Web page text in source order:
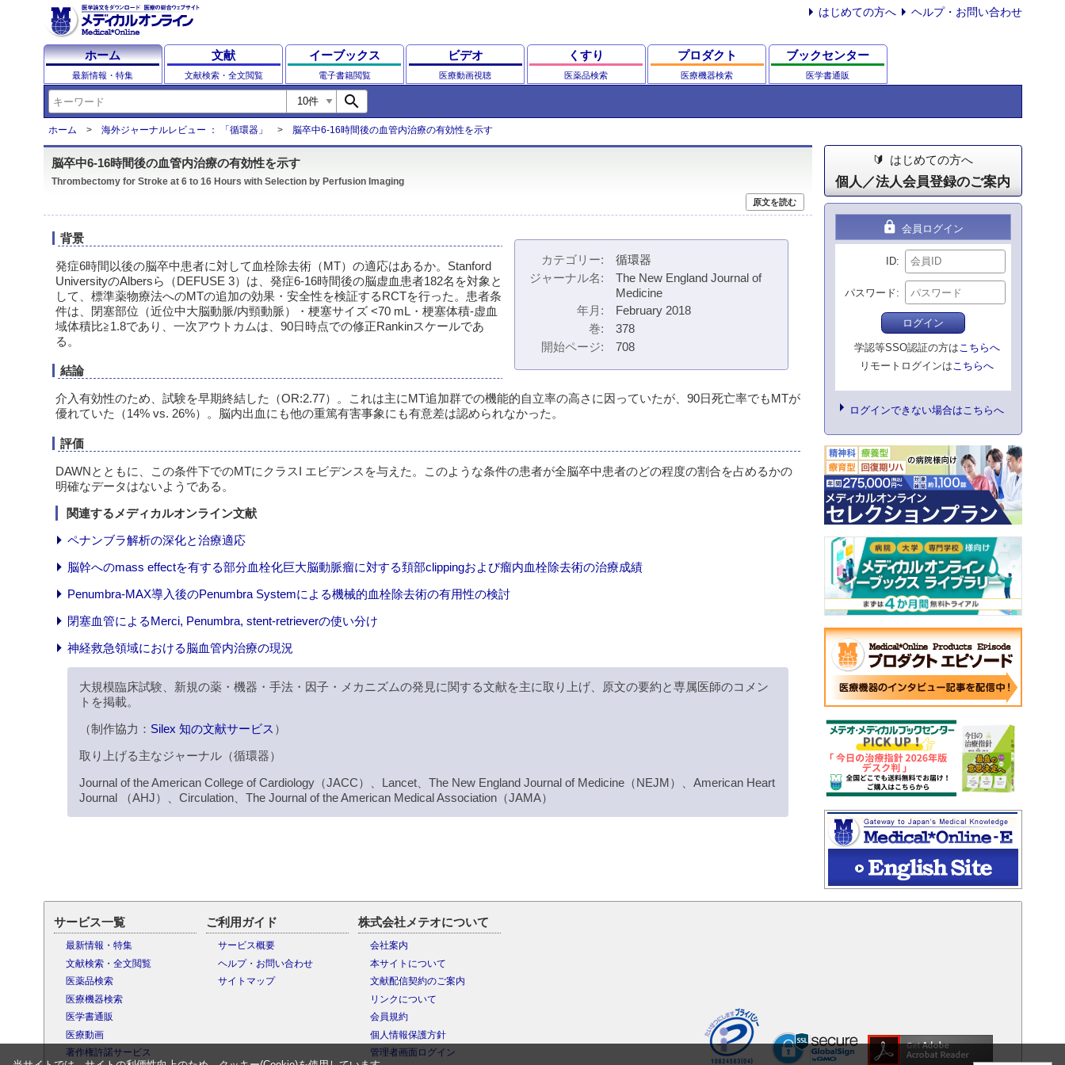
はじめての方へ ヘルプ・お問い合わせ
ホーム
最新情報・特集
文献
文献検索・全文閲覧
イーブックス
電子書籍閲覧
ビデオ
医療動画視聴
くすり
医薬品検索
プロダクト
医療機器検索
ブックセンター
医学書通販
search
ホーム 海外ジャーナルレビュー ： 「循環器」 脳卒中6‐16時間後の血管内治療の有効性を示す
脳卒中6‐16時間後の血管内治療の有効性を示す
Thrombectomy for Stroke at 6 to 16 Hours with Selection by Perfusion Imaging
原文を読む
カテゴリー
循環器
ジャーナル名
The New England Journal of
Medicine
年月
February 2018
巻
378
開始ページ
708
背景
発症6時間以後の脳卒中患者に対して血栓除去術（MT）の適応はあるか。Stanford
UniversityのAlbersら（DEFUSE 3）は、発症6‐16時間後の脳虚血患者182名を対象と
して、標準薬物療法へのMTの追加の効果・安全性を検証するRCTを行った。患者条
件は、閉塞部位（近位中大脳動脈/内頸動脈）・梗塞サイズ <70 mL・梗塞体積‐虚血
域体積比≧1.8であり、一次アウトカムは、90日時点での修正Rankinスケールであ
る。
結論
介入有効性のため、試験を早期終結した（OR:2.77）。これは主にMT追加群での機能的自立率の高さに因っていたが、90日死亡率でもMTが
優れていた（14% vs. 26%）。脳内出血にも他の重篤有害事象にも有意差は認められなかった。
評価
DAWNとともに、この条件下でのMTにクラスI エビデンスを与えた。このような条件の患者が全脳卒中患者のどの程度の割合を占めるかの
明確なデータはないようである。
関連するメディカルオンライン文献
ペナンブラ解析の深化と治療適応
脳幹へのmass effectを有する部分血栓化巨大脳動脈瘤に対する頚部clippingおよび瘤内血栓除去術の治療成績
Penumbra-MAX導入後のPenumbra Systemによる機械的血栓除去術の有用性の検討
閉塞血管によるMerci, Penumbra, stent-retrieverの使い分け
神経救急領域における脳血管内治療の現況
大規模臨床試験、新規の薬・機器・手法・因子・メカニズムの発見に関する文献を主に取り上げ、原文の要約と専属医師のコメン
トを掲載。
（制作協力： Silex 知の文献サービス ）
取り上げる主なジャーナル（循環器）
Journal of the American College of Cardiology（JACC）、Lancet、The New England Journal of Medicine（NEJM）、American Heart
Journal （AHJ）、Circulation、The Journal of the American Medical Association（JAMA）
はじめての方へ
個人／法人会員登録のご案内
lock 会員ログイン
ID
パスワード
ログイン
学認等SSO認証の方はこちらへ
リモートログインはこちらへ
ログインできない場合はこちらへ
サービス一覧
最新情報・特集
文献検索・全文閲覧
医薬品検索
医療機器検索
医学書通販
医療動画
著作権許諾サービス
ご利用ガイド
サービス概要
ヘルプ・お問い合わせ
サイトマップ
株式会社メテオについて
会社案内
本サイトについて
文献配信契約のご案内
リンクについて
会員規約
個人情報保護方針
管理者画面ログイン